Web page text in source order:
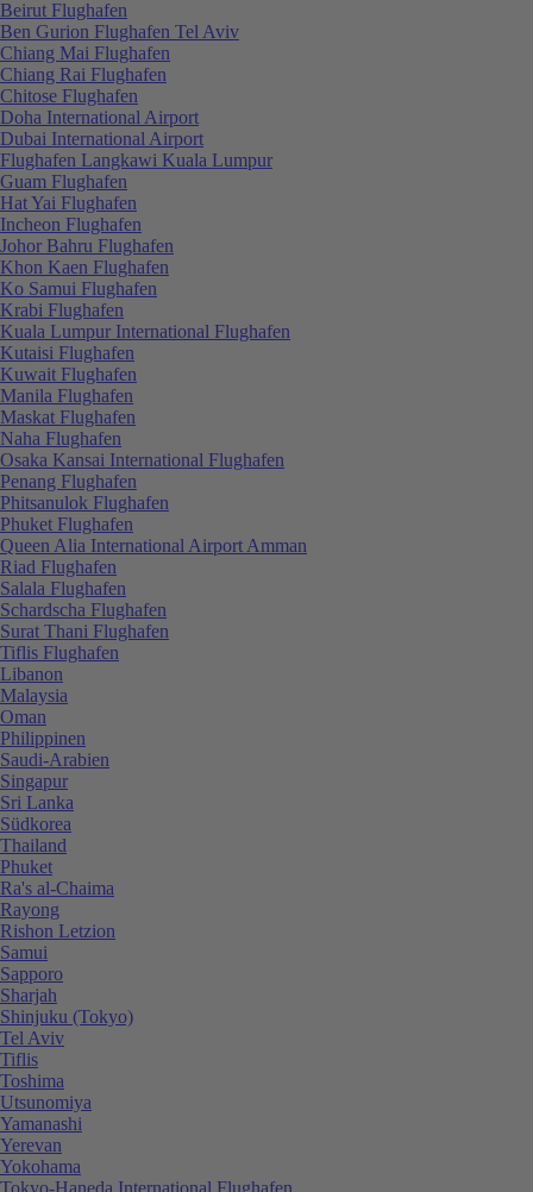
Beirut Flughafen
Ben Gurion Flughafen Tel Aviv
Chiang Mai Flughafen
Chiang Rai Flughafen
Chitose Flughafen
Doha International Airport
Dubai International Airport
Flughafen Langkawi Kuala Lumpur
Guam Flughafen
Hat Yai Flughafen
Incheon Flughafen
Johor Bahru Flughafen
Khon Kaen Flughafen
Ko Samui Flughafen
Krabi Flughafen
Kuala Lumpur International Flughafen
Kutaisi Flughafen
Kuwait Flughafen
Manila Flughafen
Maskat Flughafen
Naha Flughafen
Osaka Kansai International Flughafen
Penang Flughafen
Phitsanulok Flughafen
Phuket Flughafen
Queen Alia International Airport Amman
Riad Flughafen
Salala Flughafen
Schardscha Flughafen
Surat Thani Flughafen
Tiflis Flughafen
Libanon
Malaysia
Oman
Philippinen
Saudi-Arabien
Singapur
Sri Lanka
Südkorea
Thailand
Phuket
Ra's al-Chaima
Rayong
Rishon Letzion
Samui
Sapporo
Sharjah
Shinjuku (Tokyo)
Tel Aviv
Tiflis
Toshima
Utsunomiya
Yamanashi
Yerevan
Yokohama
Tokyo-Haneda International Flughafen